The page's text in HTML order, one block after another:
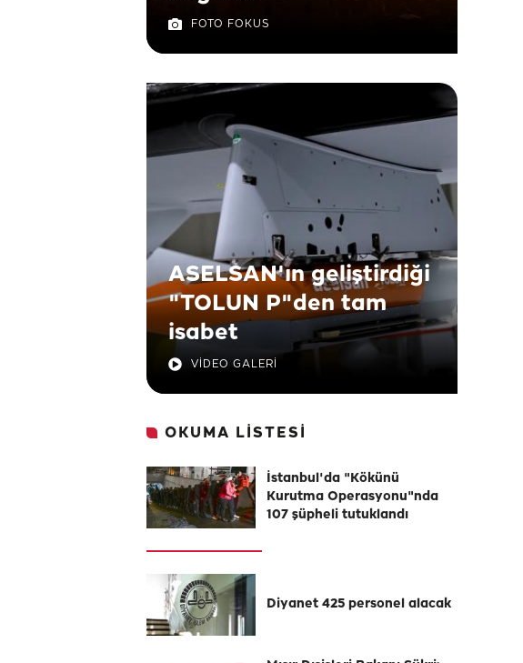
FOTO FOKUS
ASELSAN'ın geliştirdiği
"TOLUN P"den tam
isabet
VİDEO GALERİ
OKUMA LİSTESİ
İstanbul'da "Kökünü
Kurutma Operasyonu"nda
107 şüpheli tutuklandı
Diyanet 425 personel alacak